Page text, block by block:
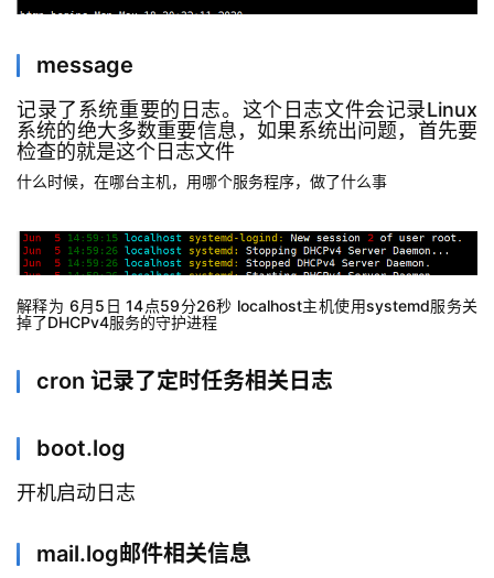
message
记录了系统重要的日志。这个日志文件会记录Linux
系统的绝大多数重要信息，如果系统出问题，首先要
检查的就是这个日志文件
什么时候，在哪台主机，用哪个服务程序，做了什么事
解释为 6月5日 14点59分26秒 localhost主机使用systemd服务关
掉了DHCPv4服务的守护进程
cron 记录了定时任务相关日志
boot.log
开机启动日志
mail.log邮件相关信息